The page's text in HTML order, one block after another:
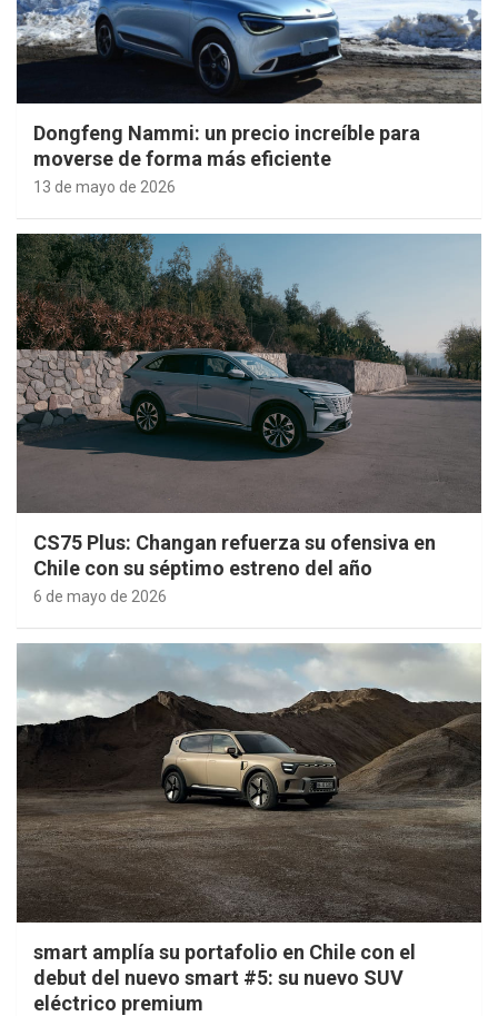
Dongfeng Nammi: un precio increíble para
moverse de forma más eficiente
13 de mayo de 2026
CS75 Plus: Changan refuerza su ofensiva en
Chile con su séptimo estreno del año
6 de mayo de 2026
smart amplía su portafolio en Chile con el
debut del nuevo smart #5: su nuevo SUV
eléctrico premium